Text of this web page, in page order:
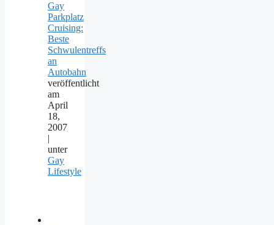
Gay
Parkplatz
Cruising:
Beste
Schwulentreffs
an
Autobahn
veröffentlicht
am
April
18,
2007
|
unter
Gay
Lifestyle